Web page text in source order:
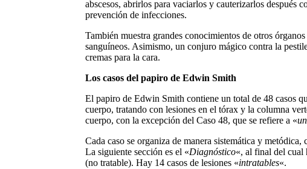
abscesos, abrirlos para vaciarlos y cauterizarlos después
prevención de infecciones.
También muestra grandes conocimientos de otros
sanguíneos. Asimismo, un conjuro mágico contra la
cremas para la cara.
Los casos del papiro de Edwin Smith
El papiro de Edwin Smith contiene un total de 48 casos
cuerpo, tratando con lesiones en el tórax y la columna
cuerpo, con la excepción del Caso 48, que se refiere a «
Cada caso se organiza de manera sistemática y metódica,
La siguiente sección es el «Diagnóstico«, al final del cual
(no tratable). Hay 14 casos de lesiones «intratables«.